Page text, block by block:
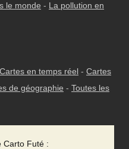
le monde - La pollution en
Cartes en temps réel - Cartes
de géographie - Toutes les
Carto Futé :